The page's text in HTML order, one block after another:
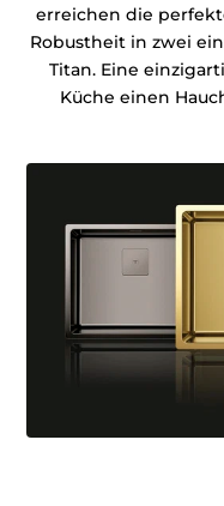
erreichen die
Robustheit in zwei
Titan. Eine
Küche einen